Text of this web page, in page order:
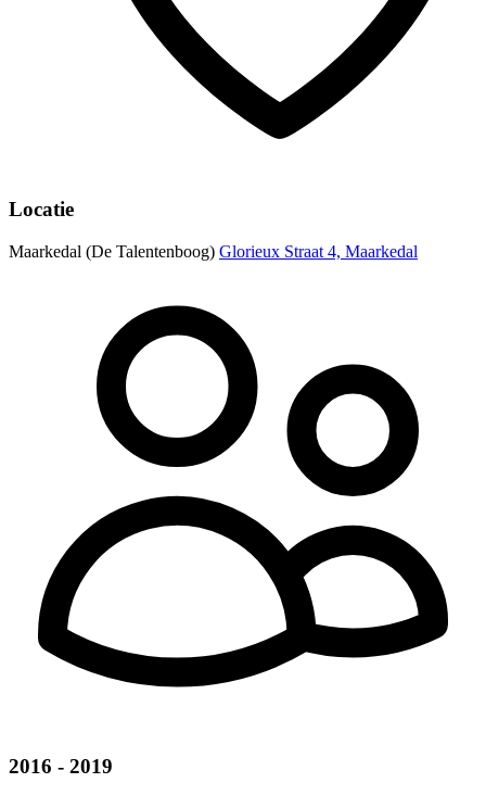
Locatie
Maarkedal (De Talentenboog) Glorieux Straat 4, Maarkedal
2016 - 2019